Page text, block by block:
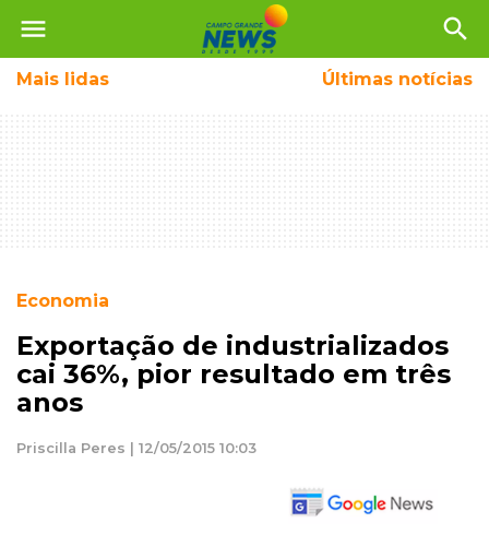
menu search
Mais lidas Últimas notícias
Economia
Exportação de industrializados
cai 36%, pior resultado em três
anos
Priscilla Peres | 12/05/2015 10:03